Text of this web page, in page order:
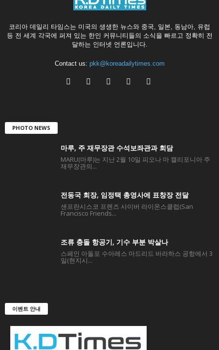
코리아 데일리 타임스는 미국의 생생한 뉴스와 중국, 일본, 동남아, 유럽
등 전 세계 각국에 퍼져 있는 한인 커뮤니티들의 소식을 빠르고 정확히 전
달하는 인터넷 언론입니다.
Contact us: pkk@koreadailytimes.com
PHOTO NEWS
마루, 주 재무장관 수석보좌관과 회담
MARU(마루)는 지난 2월 10일 피오나 마 캘리포니아 주
재무장관의...
전동국 회장, 임정택 총영사에 표창장 전달
샌프란시스코 프렌즈 사이버 라이온스클럽(San
Francisco Friends...
조류 충돌 항공기, 기수 부분 박살나
스페인 아돌포 수아레스 마드리드 바라하스 공항에서 3
일(현지시...
이벤트 안내